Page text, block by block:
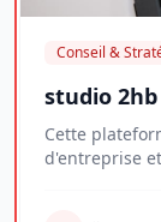
Conseil &
studio 2hb
Cette
d'entreprise